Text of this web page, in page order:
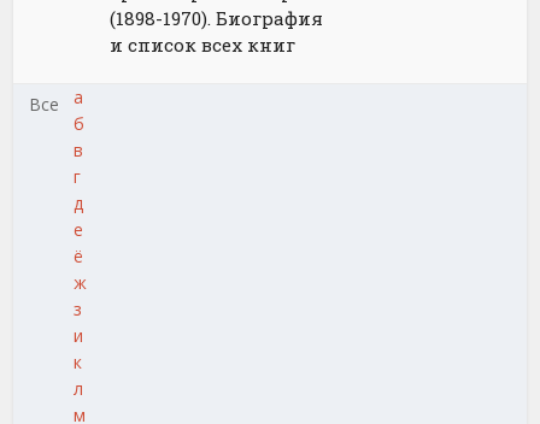
(1898-1970). Биография
и список всех книг
Все
а
б
в
г
д
е
ё
ж
з
и
к
л
м